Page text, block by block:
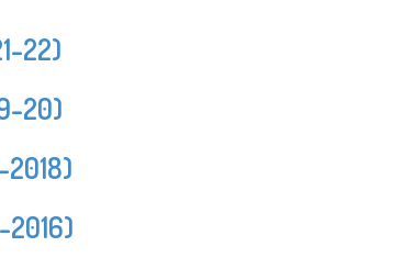
22)
20)
2018)
2016)